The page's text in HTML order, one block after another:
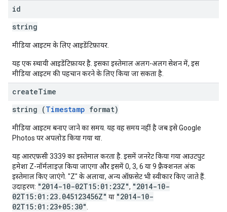
id
string
मीडिया आइटम के लिए आइडेंटिफ़ायर.
यह एक स्थायी आइडेंटिफ़ायर है. इसका इस्तेमाल अलग-अलग सेशन में, इस
मीडिया आइटम की पहचान करने के लिए किया जा सकता है.
createTime
string (Timestamp format)
मीडिया आइटम बनाए जाने का समय. यह वह समय नहीं है जब इसे Google
Photos पर अपलोड किया गया था.
यह आरएफ़सी 3339 का इस्तेमाल करता है. इसमें जनरेट किया गया आउटपुट
हमेशा Z-नॉर्मलाइज़ किया जाएगा और इसमें 0, 3, 6 या 9 फ़्रैक्शनल अंक
इस्तेमाल किए जाएंगे. "Z" के अलावा, अन्य ऑफ़सेट भी स्वीकार किए जाते हैं.
उदाहरण: "2014-10-02T15:01:23Z", "2014-10-
02T15:01:23.045123456Z" या "2014-10-
02T15:01:23+05:30"